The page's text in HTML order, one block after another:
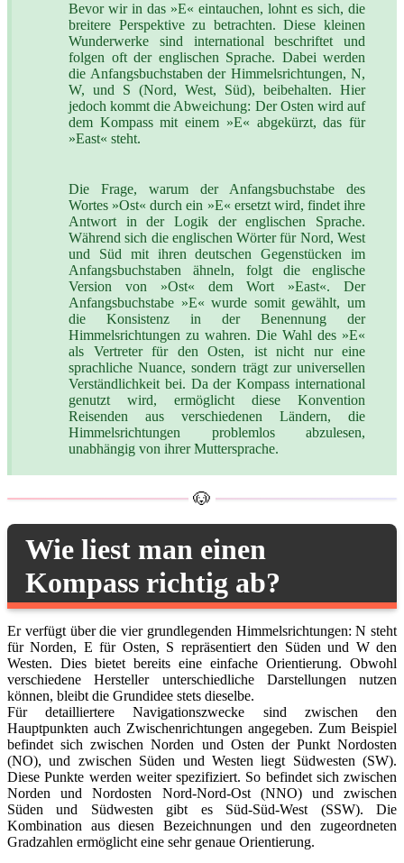
Bevor wir in das »E« eintauchen, lohnt es sich, die
breitere Perspektive zu betrachten. Diese kleinen
Wunderwerke sind international beschriftet und
folgen oft der englischen Sprache. Dabei werden
die Anfangsbuchstaben der Himmelsrichtungen, N,
W, und S (Nord, West, Süd), beibehalten. Hier
jedoch kommt die Abweichung: Der Osten wird auf
dem Kompass mit einem »E« abgekürzt, das für
»East« steht.
Die Frage, warum der Anfangsbuchstabe des
Wortes »Ost« durch ein »E« ersetzt wird, findet ihre
Antwort in der Logik der englischen Sprache.
Während sich die englischen Wörter für Nord, West
und Süd mit ihren deutschen Gegenstücken im
Anfangsbuchstaben ähneln, folgt die englische
Version von »Ost« dem Wort »East«. Der
Anfangsbuchstabe »E« wurde somit gewählt, um
die Konsistenz in der Benennung der
Himmelsrichtungen zu wahren. Die Wahl des »E«
als Vertreter für den Osten, ist nicht nur eine
sprachliche Nuance, sondern trägt zur universellen
Verständlichkeit bei. Da der Kompass international
genutzt wird, ermöglicht diese Konvention
Reisenden aus verschiedenen Ländern, die
Himmelsrichtungen problemlos abzulesen,
unabhängig von ihrer Muttersprache.
Wie liest man einen
Kompass richtig ab?
Er verfügt über die vier grundlegenden Himmelsrichtungen: N steht
für Norden, E für Osten, S repräsentiert den Süden und W den
Westen. Dies bietet bereits eine einfache Orientierung. Obwohl
verschiedene Hersteller unterschiedliche Darstellungen nutzen
können, bleibt die Grundidee stets dieselbe.
Für detailliertere Navigationszwecke sind zwischen den
Hauptpunkten auch Zwischenrichtungen angegeben. Zum Beispiel
befindet sich zwischen Norden und Osten der Punkt Nordosten
(NO), und zwischen Süden und Westen liegt Südwesten (SW).
Diese Punkte werden weiter spezifiziert. So befindet sich zwischen
Norden und Nordosten Nord-Nord-Ost (NNO) und zwischen
Süden und Südwesten gibt es Süd-Süd-West (SSW). Die
Kombination aus diesen Bezeichnungen und den zugeordneten
Gradzahlen ermöglicht eine sehr genaue Orientierung.